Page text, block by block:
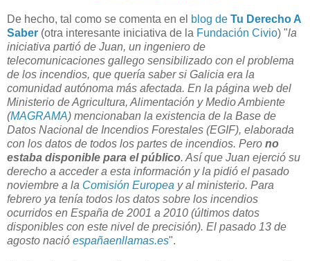
De hecho, tal como se comenta en el blog de Tu Derecho A
Saber (otra interesante iniciativa de la Fundación Civio) "la
iniciativa partió de Juan, un ingeniero de
telecomunicaciones gallego sensibilizado con el problema
de los incendios, que quería saber si Galicia era la
comunidad autónoma más afectada. En la página web del
Ministerio de Agricultura, Alimentación y Medio Ambiente
(MAGRAMA) mencionaban la existencia de la Base de
Datos Nacional de Incendios Forestales (EGIF), elaborada
con los datos de todos los partes de incendios. Pero no
estaba disponible para el público. Así que Juan ejerció su
derecho a acceder a esta información y la pidió el pasado
noviembre a la Comisión Europea y al ministerio. Para
febrero ya tenía todos los datos sobre los incendios
ocurridos en España de 2001 a 2010 (últimos datos
disponibles con este nivel de precisión). El pasado 13 de
agosto nació españaenllamas.es".